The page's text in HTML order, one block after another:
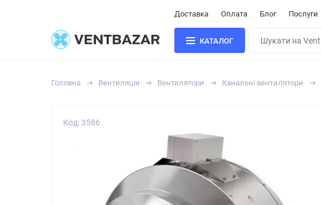
Доставка Оплата Блог Послуги
КАТАЛОГ
Головна Вентиляція Вентилятори Канальні вентилятори
Код: 3586